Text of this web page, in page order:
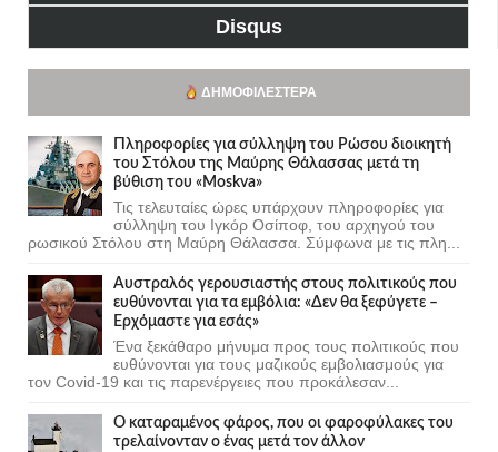
Disqus
ΔΗΜΟΦΙΛΈΣΤΕΡΑ
Πληροφορίες για σύλληψη του Ρώσου διοικητή
του Στόλου της Mαύρης Θάλασσας μετά τη
βύθιση του «Moskva»
Τις τελευταίες ώρες υπάρχουν πληροφορίες για
σύλληψη του Ιγκόρ Οσίποφ, του αρχηγού του
ρωσικού Στόλου στη Μαύρη Θάλασσα. Σύμφωνα με τις πλη...
Αυστραλός γερουσιαστής στους πολιτικούς που
ευθύνονται για τα εμβόλια: «Δεν θα ξεφύγετε –
Ερχόμαστε για εσάς»
Ένα ξεκάθαρο μήνυμα προς τους πολιτικούς που
ευθύνονται για τους μαζικούς εμβολιασμούς για
τον Covid-19 και τις παρενέργειες που προκάλεσαν...
Ο καταραμένος φάρος, που οι φαροφύλακες του
τρελαίνονταν ο ένας μετά τον άλλον